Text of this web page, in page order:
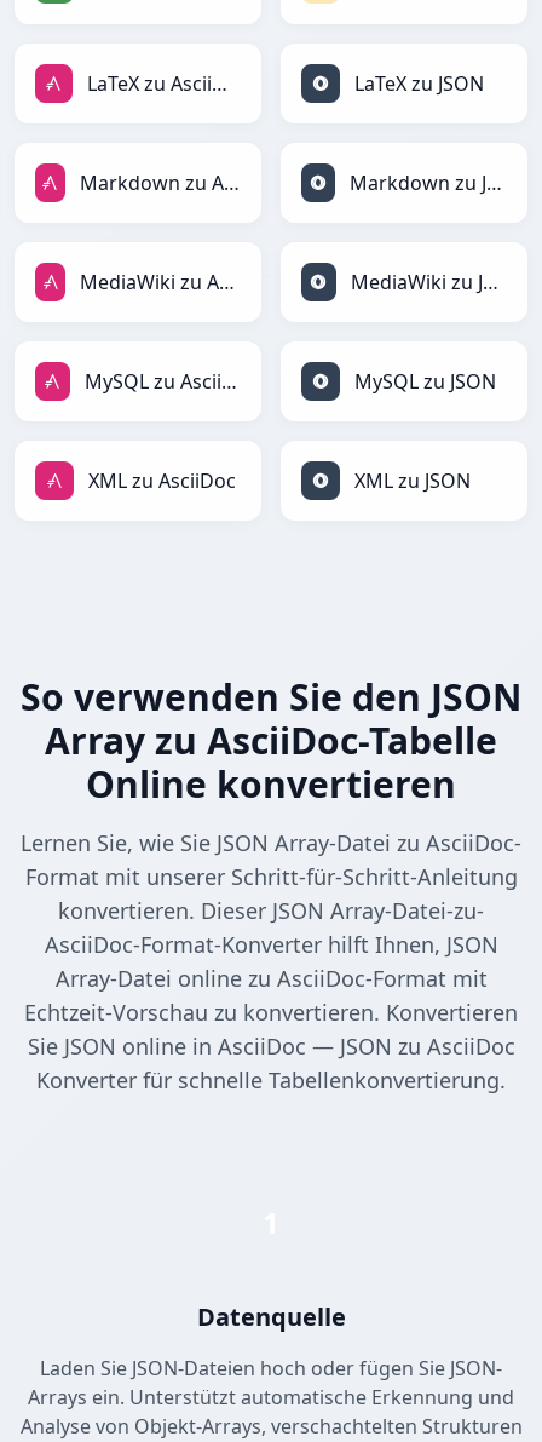
LaTeX zu AsciiDoc LaTeX zu JSON
Markdown zu AsciiDoc Markdown zu JSON
MediaWiki zu AsciiDoc MediaWiki zu JSON
MySQL zu AsciiDoc MySQL zu JSON
XML zu AsciiDoc XML zu JSON
So verwenden Sie den JSON
Array zu AsciiDoc-Tabelle
Online konvertieren
Lernen Sie, wie Sie JSON Array-Datei zu AsciiDoc-
Format mit unserer Schritt-für-Schritt-Anleitung
konvertieren. Dieser JSON Array-Datei-zu-
AsciiDoc-Format-Konverter hilft Ihnen, JSON
Array-Datei online zu AsciiDoc-Format mit
Echtzeit-Vorschau zu konvertieren. Konvertieren
Sie JSON online in AsciiDoc — JSON zu AsciiDoc
Konverter für schnelle Tabellenkonvertierung.
Datenquelle
Laden Sie JSON-Dateien hoch oder fügen Sie JSON-
Arrays ein. Unterstützt automatische Erkennung und
Analyse von Objekt-Arrays, verschachtelten Strukturen